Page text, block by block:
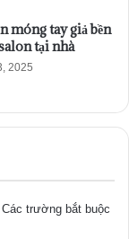
móng tay giả bền
tại nhà
2025
Các trường bắt buộc